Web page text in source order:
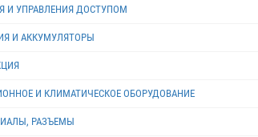
И УПРАВЛЕНИЯ ДОСТУПОМ
И АККУМУЛЯТОРЫ
И КЛИМАТИЧЕСКОЕ ОБОРУДОВАНИЕ
РАЗЪЕМЫ